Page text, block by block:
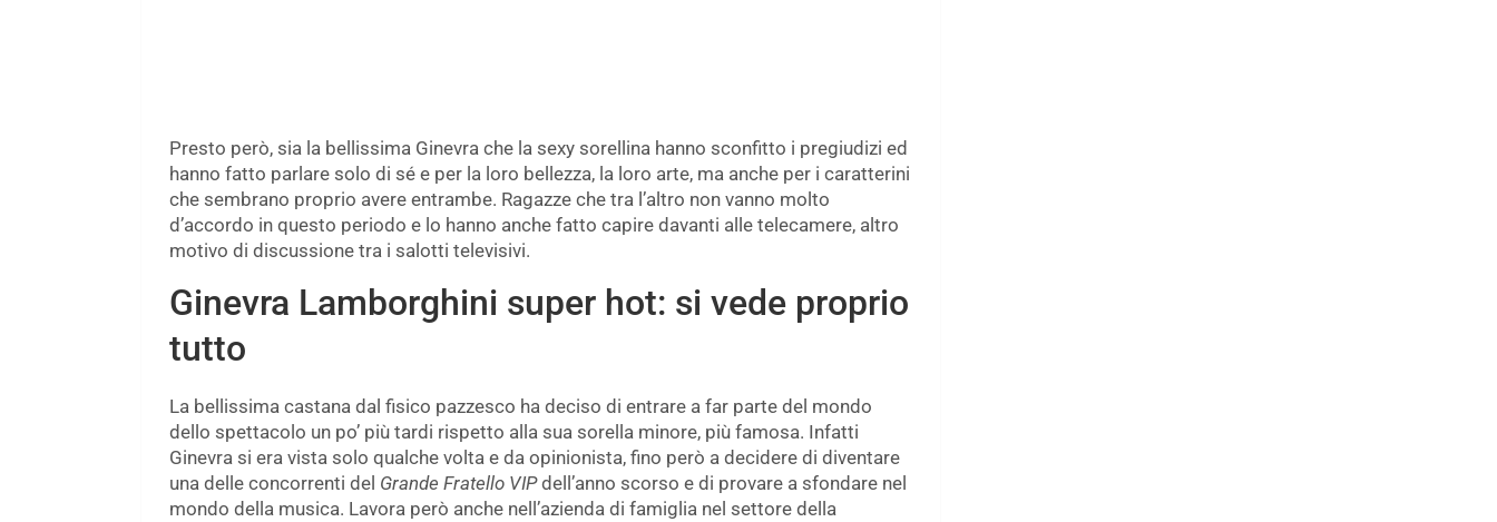
Presto però, sia la bellissima Ginevra che la sexy sorellina hanno sconfitto i pregiudizi ed
hanno fatto parlare solo di sé e per la loro bellezza, la loro arte, ma anche per i caratterini
che sembrano proprio avere entrambe. Ragazze che tra l’altro non vanno molto
d’accordo in questo periodo e lo hanno anche fatto capire davanti alle telecamere, altro
motivo di discussione tra i salotti televisivi.
Ginevra Lamborghini super hot: si vede proprio
tutto
La bellissima castana dal fisico pazzesco ha deciso di entrare a far parte del mondo
dello spettacolo un po’ più tardi rispetto alla sua sorella minore, più famosa. Infatti
Ginevra si era vista solo qualche volta e da opinionista, fino però a decidere di diventare
una delle concorrenti del Grande Fratello VIPdell’anno scorso e di provare a sfondare nel
mondo della musica. Lavora però anche nell’azienda di famiglia nel settore della